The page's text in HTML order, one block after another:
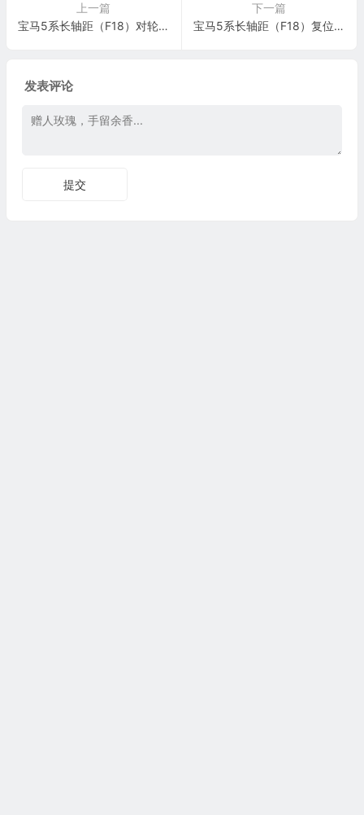
上一篇
宝马5系长轴距（F18）对轮胎漏气显示初始化设置施工与复检标准
下一篇
宝马5系长轴距（F18）复位轮胎充气压力监控施工与复检标准
发表评论